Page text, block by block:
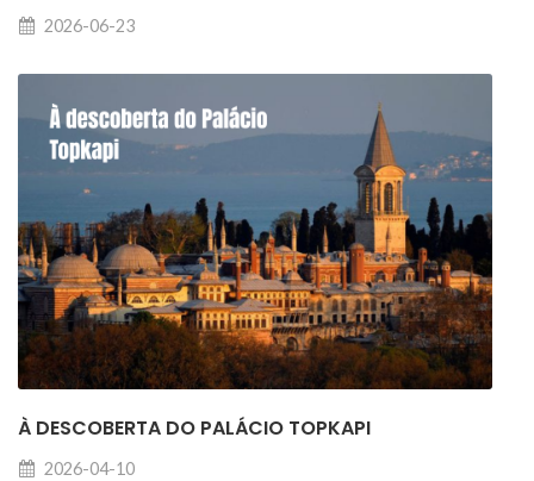
2026-06-23
À DESCOBERTA DO PALÁCIO TOPKAPI
2026-04-10